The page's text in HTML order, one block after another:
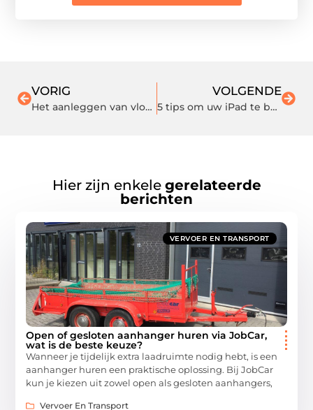
VORIG
Het aanleggen van vloerisolatie Den Haag
VOLGENDE
5 tips om uw iPad te beschermen
Hier zijn enkele gerelateerde
berichten
VERVOER EN TRANSPORT
Open of gesloten aanhanger huren via JobCar,
wat is de beste keuze?
Wanneer je tijdelijk extra laadruimte nodig hebt, is een
aanhanger huren een praktische oplossing. Bij JobCar
kun je kiezen uit zowel open als gesloten aanhangers,
Vervoer En Transport